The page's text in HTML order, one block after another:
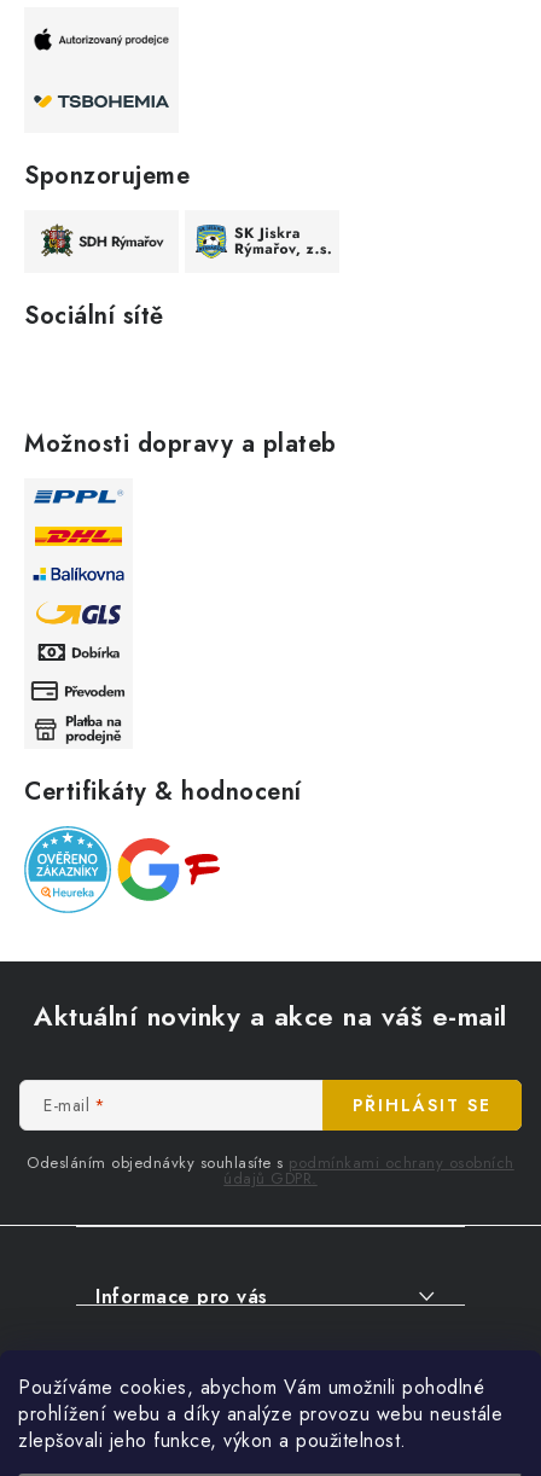
Používáme cookies, abychom Vám umožnili pohodlné
prohlížení webu a díky analýze provozu webu neustále
zlepšovali jeho funkce, výkon a použitelnost.
Sponzorujeme
Sociální sítě
Možnosti dopravy a plateb
Certifikáty & hodnocení
Aktuální novinky a akce na váš e-mail
E-mail
Odesláním objednávky souhlasíte s podmínkami ochrany osobních
údajů GDPR.
PŘIHLÁSIT SE
Informace pro vás
SERVIS
FIRMY, ŠKOLY, PARTNEŘI
Facebook
Přihlášení